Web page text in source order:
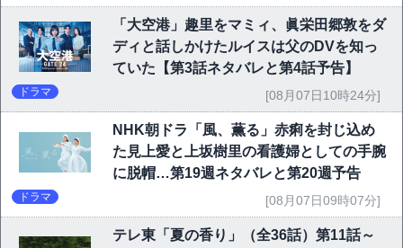
「大空港」趣里をマミィ、眞栄田郷敦をダ
ディと話しかけたルイスは父のDVを知っ
ていた【第3話ネタバレと第4話予告】
ドラマ [08月07日10時24分]
NHK朝ドラ「風、薫る」赤痢を封じ込め
た見上愛と上坂樹里の看護婦としての手腕
に脱帽…第19週ネタバレと第20週予告
ドラマ [08月07日09時07分]
テレ東「夏の香り」（全36話）第11話～